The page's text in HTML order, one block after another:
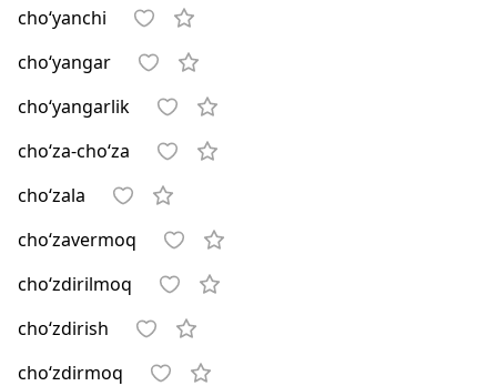
cho‘yanchi
cho‘yangar
cho‘yangarlik
cho‘za-cho‘za
cho‘zala
cho‘zavermoq
cho‘zdirilmoq
cho‘zdirish
cho‘zdirmoq